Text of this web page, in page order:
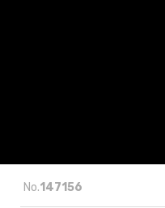
No.147156